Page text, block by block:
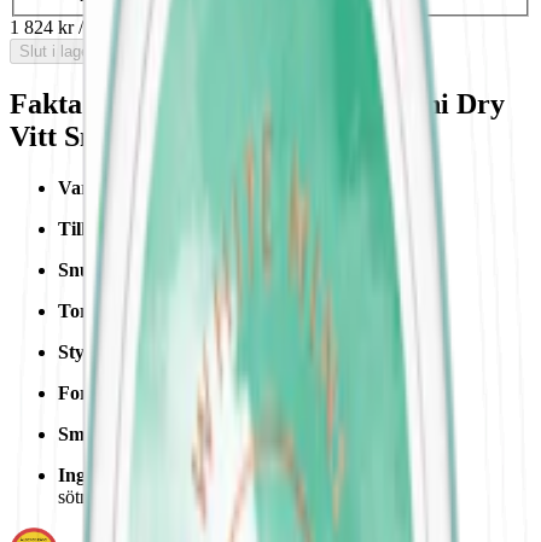
1 824 kr /
Slut i lager
Fakta om On! Spearmint 3mg Mini Dry
Vitt Snus
Varumärke:
Tillverkare:
Snustyp:
Torrhet:
Styrka
Format/storlek:
vitt minisnus
Smak:
Ingredienser:
fyllnadsmedel, smakförstärkare,
sötningsmedel, aromer och nikotin.